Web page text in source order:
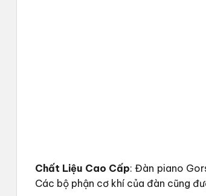
Chất Liệu Cao Cấp: Đàn piano
Các bộ phận cơ khí của đàn cũng